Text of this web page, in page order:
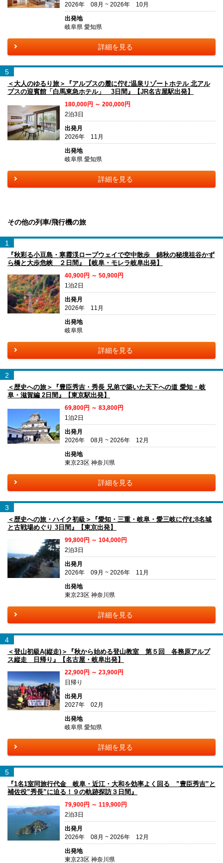
2026年 08月 ~ 2026年 10月
出発地
岐阜県 愛知県
詳細を見る
5
＜大人のゆるり旅＞『アルプスの麓に佇む温泉リゾートホテル 北アル
プスの迎賓館「白馬東急ホテル」 3日間』【JR名古屋駅出発】
180,000円 ～ 200,000円
2泊3日
出発月
2026年 11月
出発地
岐阜県 愛知県
詳細を見る
その他の列車/飛行機の旅
1
『秋彩る小豆島・寒霞渓ロープウェイで空中散歩 錦秋の秘境祖谷かず
ら橋と大歩危峡 ２日間』【岐阜・モレラ岐阜出発】
40,900円 ～ 50,900円
1泊2日
出発月
2026年 11月
出発地
岐阜県
詳細を見る
2
＜歴史への旅＞『豊臣秀吉・秀長 兄弟で築いた天下への道 愛知・岐
阜・滋賀編 2日間』【東京駅出発】
69,800円 ～ 83,800円
1泊2日
出発月
2026年 08月 ~ 2026年 12月
出発地
東京23区 神奈川県
詳細を見る
3
＜歴史への旅・ハイク初級＞『愛知・三重・岐阜・愛三岐に佇む8名城
と古戦場めぐり 3日間』【東京出発】
99,800円 ～ 104,000円
2泊3日
出発月
2026年 09月 ~ 2026年 11月
出発地
東京23区 神奈川県
詳細を見る
4
＜登山初級A(縦走)＞『秋から始める登山教室 第５回 各務原アルプ
ス縦走 日帰り』【名古屋・岐阜出発】
22,900円 ～ 23,900円
日帰り
出発月
2027年 02月
出発地
岐阜県 愛知県
詳細を見る
5
『1名1室同旅行代金 岐阜・近江・大和を効率よく回る ”豊臣秀吉”と
補佐役”秀長”に迫る！９の軌跡探訪３日間』
79,900円 ～ 119,900円
2泊3日
出発月
2026年 08月 ~ 2026年 12月
出発地
東京23区 神奈川県